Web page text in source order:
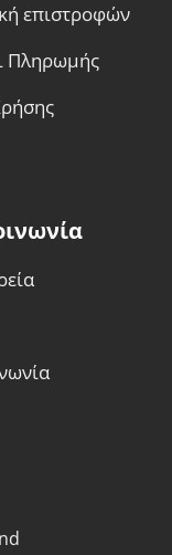
επιστροφών
Πληρωμής